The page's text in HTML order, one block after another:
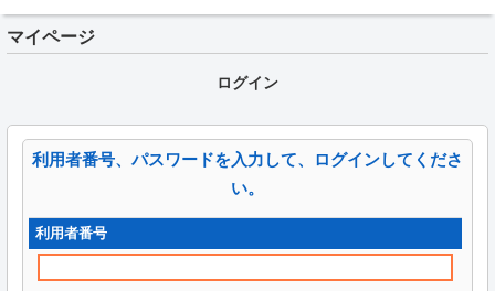
マイページ
ログイン
利用者番号、パスワードを入力して、ログインしてくださ
い。
利用者番号